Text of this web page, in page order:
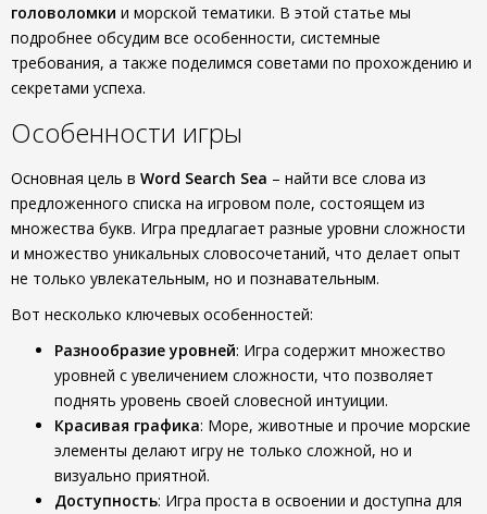
головоломки и морской тематики. В этой статье мы
подробнее обсудим все особенности, системные
требования, а также поделимся советами по прохождению и
секретами успеха.
Особенности игры
Основная цель в Word Search Sea – найти все слова из
предложенного списка на игровом поле, состоящем из
множества букв. Игра предлагает разные уровни сложности
и множество уникальных словосочетаний, что делает опыт
не только увлекательным, но и познавательным.
Вот несколько ключевых особенностей:
Разнообразие уровней: Игра содержит множество
уровней с увеличением сложности, что позволяет
поднять уровень своей словесной интуиции.
Красивая графика: Море, животные и прочие морские
элементы делают игру не только сложной, но и
визуально приятной.
Доступность: Игра проста в освоении и доступна для